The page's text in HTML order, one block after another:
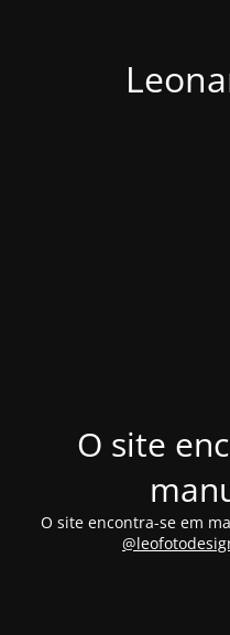
O site
O site encontra-se em